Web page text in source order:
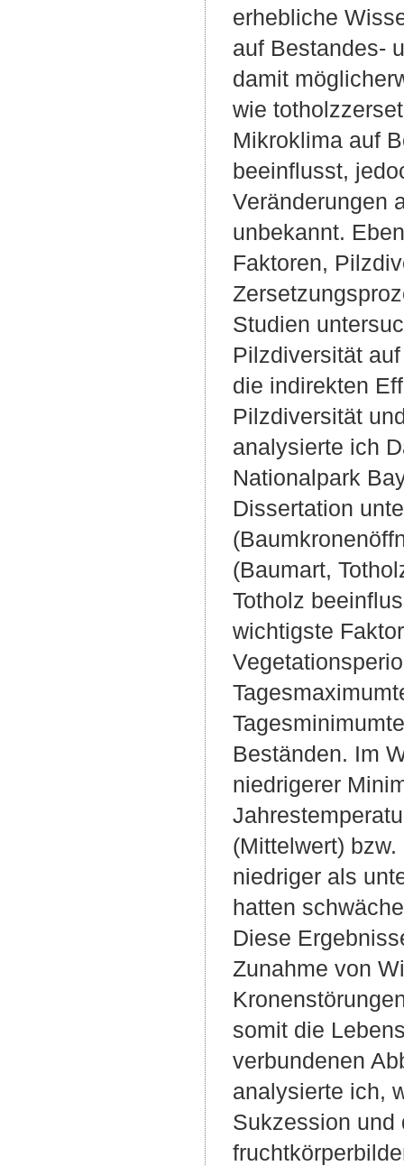
erhebliche
auf Bestandes-
damit
wie
Mikroklima auf
beeinflusst,
Veränderungen
unbekannt.
Faktoren,
Studien
Pilzdiversität
die indirekten
Pilzdiversität
analysierte ich
Nationalpark
Dissertation
(Baumart,
Totholz
wichtigste
Beständen. Im
niedrigerer
(Mittelwert) bzw.
niedriger als
hatten
Diese
Zunahme von
somit die
verbundenen
analysierte ich,
Sukzession und